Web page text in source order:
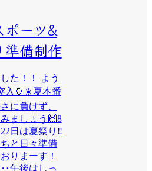
ポーツ&
準備制作
た！！ よう
入🌻☀️夏本番
に負けず、
ましょう🙌8
日は夏祭り‼️
と日々準備
りまーす！
‥午後はしっ